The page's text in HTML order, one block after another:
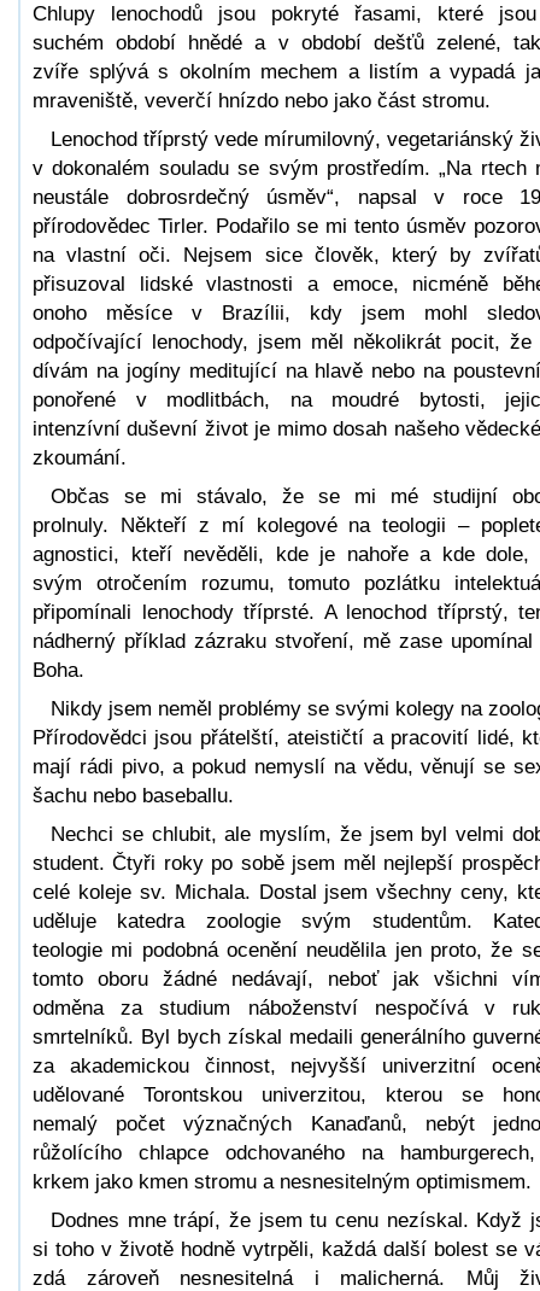
Chlupy lenochodů jsou pokryté řasami, které
suchém období hnědé a v období dešťů zelené,
zvíře splývá s okolním mechem a listím a vypadá
mraveniště, veverčí hnízdo nebo jako část stromu.
Lenochod tříprstý vede mírumilovný, vegetariánský
v dokonalém souladu se svým prostředím. „Na rtech
neustále dobrosrdečný úsměv“, napsal v roce
přírodovědec Tirler. Podařilo se mi tento úsměv
na vlastní oči. Nejsem sice člověk, který by
přisuzoval lidské vlastnosti a emoce, nicméně
onoho měsíce v Brazílii, kdy jsem mohl
odpočívající lenochody, jsem měl několikrát pocit, že
dívám na jogíny meditující na hlavě nebo na
ponořené v modlitbách, na moudré bytosti,
intenzívní duševní život je mimo dosah našeho
zkoumání.
Občas se mi stávalo, že se mi mé studijní
prolnuly. Někteří z mí kolegové na teologii –
agnostici, kteří nevěděli, kde je nahoře a kde dole,
svým otročením rozumu, tomuto pozlátku
připomínali lenochody tříprsté. A lenochod tříprstý,
nádherný příklad zázraku stvoření, mě zase upomínal
Boha.
Nikdy jsem neměl problémy se svými kolegy na
Přírodovědci jsou přátelští, ateističtí a pracovití lidé,
mají rádi pivo, a pokud nemyslí na vědu, věnují se
šachu nebo baseballu.
Nechci se chlubit, ale myslím, že jsem byl velmi
student. Čtyři roky po sobě jsem měl nejlepší
celé koleje sv. Michala. Dostal jsem všechny ceny,
uděluje katedra zoologie svým studentům.
teologie mi podobná ocenění neudělila jen proto, že
tomto oboru žádné nedávají, neboť jak všichni
odměna za studium náboženství nespočívá v
smrtelníků. Byl bych získal medaili generálního
za akademickou činnost, nejvyšší univerzitní
udělované Torontskou univerzitou, kterou se
nemalý počet význačných Kanaďanů, nebýt
růžolícího chlapce odchovaného na
krkem jako kmen stromu a nesnesitelným optimismem.
Dodnes mne trápí, že jsem tu cenu nezískal. Když
si toho v životě hodně vytrpěli, každá další bolest se
zdá zároveň nesnesitelná i malicherná. Můj